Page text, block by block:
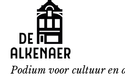
content
Podium voor cultuur en